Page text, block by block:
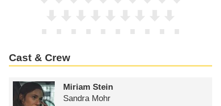
Cast & Crew
Miriam Stein
Sandra Mohr